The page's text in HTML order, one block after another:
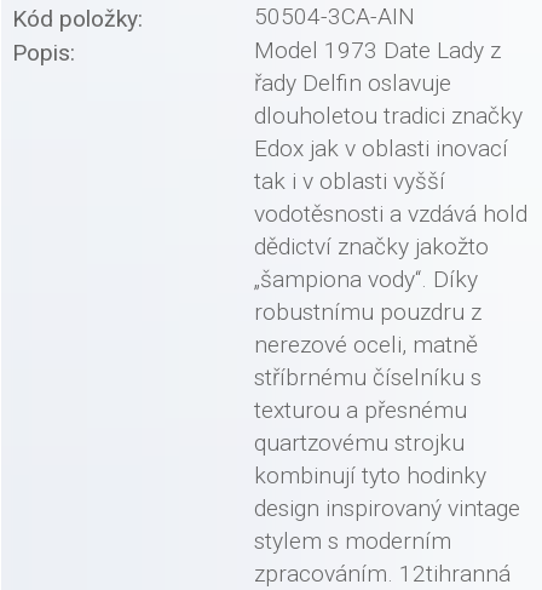
Kód položky:
50504-3CA-AIN
Popis:
Model 1973 Date Lady z
řady Delfin oslavuje
dlouholetou tradici značky
Edox jak v oblasti inovací
tak i v oblasti vyšší
vodotěsnosti a vzdává hold
dědictví značky jakožto
„šampiona vody“. Díky
robustnímu pouzdru z
nerezové oceli, matně
stříbrnému číselníku s
texturou a přesnému
quartzovému strojku
kombinují tyto hodinky
design inspirovaný vintage
stylem s moderním
zpracováním. 12tihranná